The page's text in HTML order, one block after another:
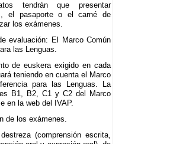
tendrán que presentar
el pasaporte o el carné de
los exámenes.
evaluación: El Marco Común
las Lenguas.
de euskera exigido en cada
teniendo en cuenta el Marco
para las Lenguas. La
B1, B2, C1 y C2 del Marco
en la web del IVAP.
de los exámenes.
(comprensión escrita,